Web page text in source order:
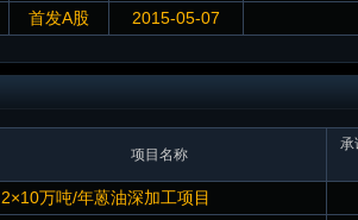
首发A股 2015-05-07
项目名称
承
2×10万吨/年蒽油深加工项目